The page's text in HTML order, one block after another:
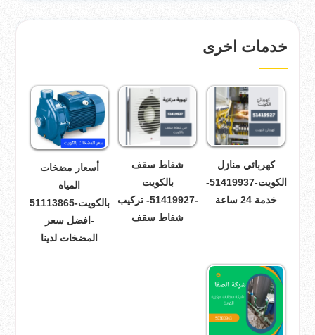
خدمات اخرى
كهربائي منازل
الكويت-51419937-
خدمة 24 ساعة
شفاط سقف
بالكويت
-51419927- تركيب
شفاط سقف
أسعار مضخات
المياه
بالكويت-51113865
-افضل سعر
المضخات لدينا